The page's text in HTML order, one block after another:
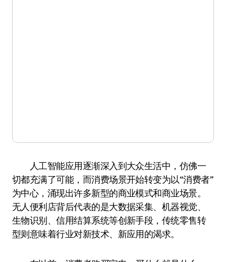
人工智能应用逐渐深入到大众生活中，仿佛一
切都充满了可能，而消费场景开始转变为以“消费者”
为中心，涌现出许多新型的商业模式和商业场景。
无人便利店背后代表的是大数据采集、机器视觉、
生物识别、信用结算系统等创新手段，传统零售转
型则意味着行业对新技术、新应用的渴求。